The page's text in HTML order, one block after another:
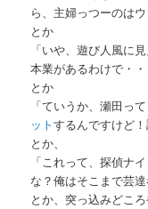
ら、主婦っつーのはウ
とか
「いや、遊び人風に
本業があるわけで・・
とか
「ていうか、瀬田っ
ットするんですけど
とか、
「これって、探偵ナ
な？俺はそこまで芸達
とか、突っ込みどこ